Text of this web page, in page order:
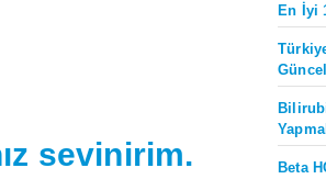
sevinirim.
En İyi
Beta